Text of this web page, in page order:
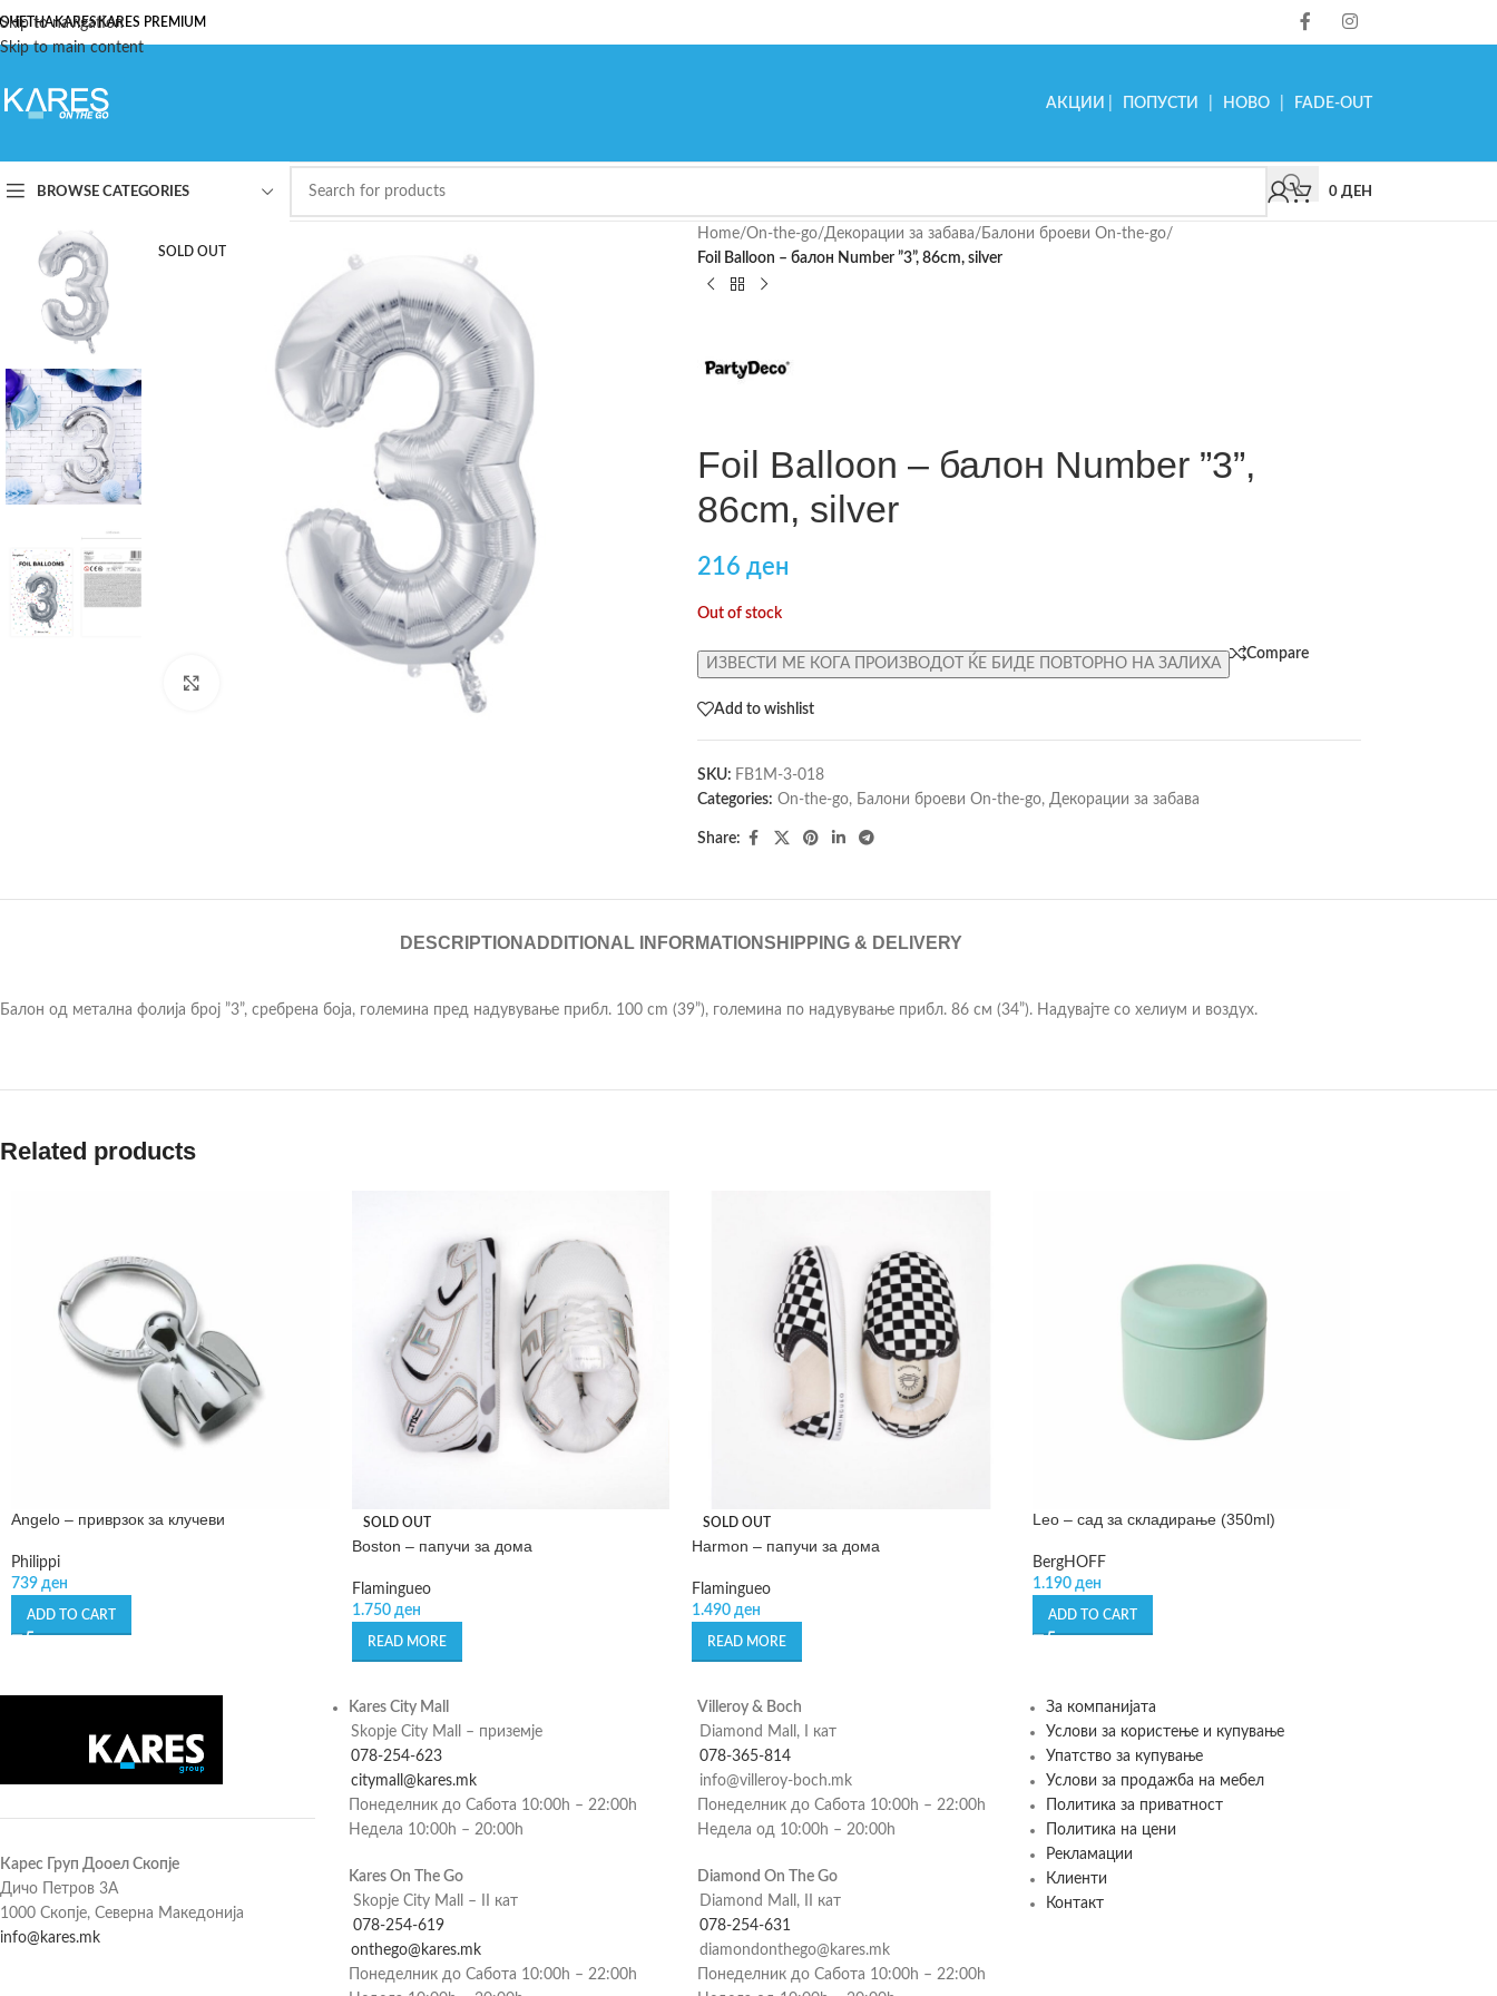
Skip to navigation
Skip to main content
KARESKARES PREMIUM
АКЦИИ ПОПУСТИ НОВО FADE-OUT
BROWSE CATEGORIES 0 ДЕН
SOLD OUT
Home/On-the-go/Декорации за забава/ Балони броеви On-the-go/
Foil Balloon – балон Number ”3”, 86cm, silver
Foil Balloon – балон Number ”3”,
86cm, silver
216 ден
Out of stock
ИЗВЕСТИ МЕ КОГА ПРОИЗВОДОТ ЌЕ БИДЕ ПОВТОРНО НА ЗАЛИХА
Compare
Add to wishlist
SKU: FB1M-3-018
Categories: On-the-go, Балони броеви On-the-go, Декорации за забава
Share:
DESCRIPTION ADDITIONAL INFORMATIONSHIPPING & DELIVERY
Балон од метална фолија број ”3”, сребрена боја, големина пред надувување прибл. 100 cm (39”), големина по надувување прибл. 86 см (34”). Надувајте со хелиум и воздух.
Related products
Angelo – приврзок за клучеви
Philippi
739 ден
ADD TO CART
SOLD OUT
Boston – папучи за дома
Flamingueo
1.750 ден
READ MORE
SOLD OUT
Harmon – папучи за дома
Flamingueo
1.490 ден
READ MORE
Leo – сад за складирање (350ml)
BergHOFF
1.190 ден
ADD TO CART
Карес Груп Дооел Скопје
Дичо Петров 3А
1000 Скопје, Северна Македонија
info@kares.mk
Kares City Mall
Skopje City Mall – приземје
078-254-623
citymall@kares.mk
Понеделник до Сабота 10:00h – 22:00h
Недела 10:00h – 20:00h
Kares On The Go
Skopje City Mall – II кат
078-254-619
onthego@kares.mk
Понеделник до Сабота 10:00h – 22:00h
Villeroy & Boch
Diamond Mall, I кат
078-365-814
info@villeroy-boch.mk
Понеделник до Сабота 10:00h – 22:00h
Недела од 10:00h – 20:00h
Diamond On The Go
Diamond Mall, II кат
078-254-631
diamondonthego@kares.mk
Понеделник до Сабота 10:00h – 22:00h
За компанијата
Услови за користење и купување
Упатство за купување
Услови за продажба на мебел
Политика за приватност
Политика на цени
Рекламации
Клиенти
Контакт